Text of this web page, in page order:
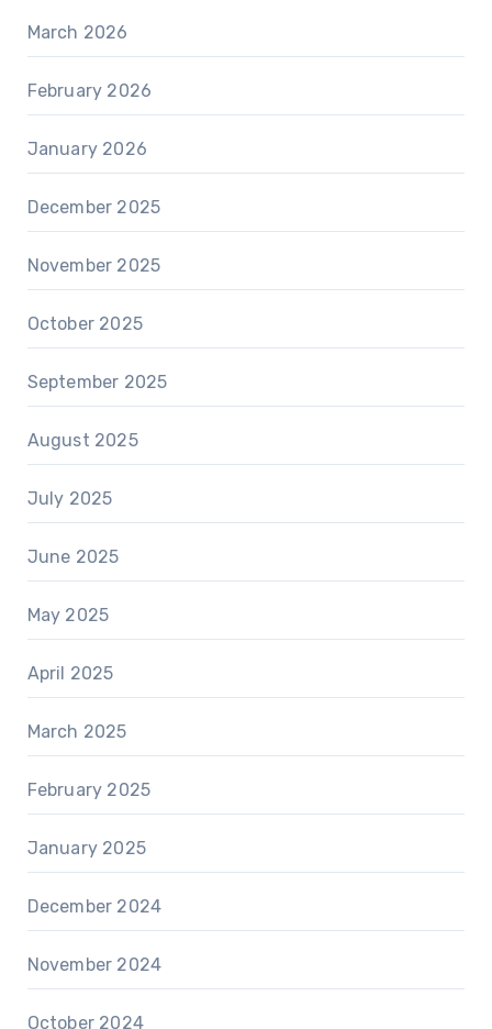
March 2026
February 2026
January 2026
December 2025
November 2025
October 2025
September 2025
August 2025
July 2025
June 2025
May 2025
April 2025
March 2025
February 2025
January 2025
December 2024
November 2024
October 2024